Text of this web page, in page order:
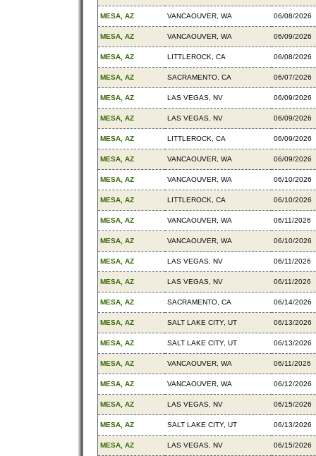
MESA, AZ VANCAOUVER, WA 06/08/2026
MESA, AZ VANCAOUVER, WA 06/09/2026
MESA, AZ LITTLEROCK, CA 06/08/2026
MESA, AZ SACRAMENTO, CA 06/07/2026
MESA, AZ LAS VEGAS, NV 06/09/2026
MESA, AZ LAS VEGAS, NV 06/09/2026
MESA, AZ LITTLEROCK, CA 06/09/2026
MESA, AZ VANCAOUVER, WA 06/09/2026
MESA, AZ VANCAOUVER, WA 06/10/2026
MESA, AZ LITTLEROCK, CA 06/10/2026
MESA, AZ VANCAOUVER, WA 06/11/2026
MESA, AZ VANCAOUVER, WA 06/10/2026
MESA, AZ LAS VEGAS, NV 06/11/2026
MESA, AZ LAS VEGAS, NV 06/11/2026
MESA, AZ SACRAMENTO, CA 06/14/2026
MESA, AZ SALT LAKE CITY, UT 06/13/2026
MESA, AZ SALT LAKE CITY, UT 06/13/2026
MESA, AZ VANCAOUVER, WA 06/11/2026
MESA, AZ VANCAOUVER, WA 06/12/2026
MESA, AZ LAS VEGAS, NV 06/15/2026
MESA, AZ SALT LAKE CITY, UT 06/13/2026
MESA, AZ LAS VEGAS, NV 06/15/2026